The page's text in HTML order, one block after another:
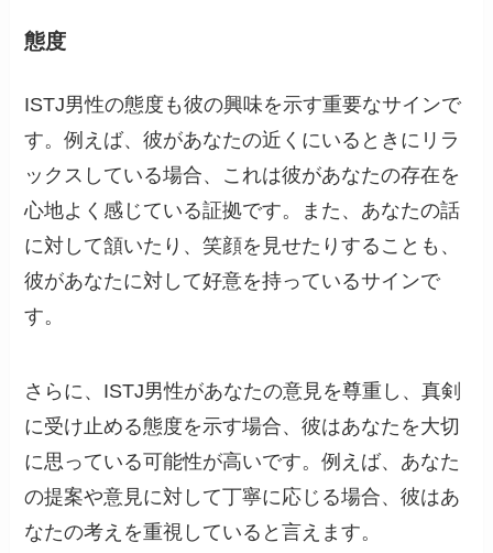
態度
ISTJ男性の態度も彼の興味を示す重要なサインで
す。例えば、彼があなたの近くにいるときにリラ
ックスしている場合、これは彼があなたの存在を
心地よく感じている証拠です。また、あなたの話
に対して頷いたり、笑顔を見せたりすることも、
彼があなたに対して好意を持っているサインで
す。
さらに、ISTJ男性があなたの意見を尊重し、真剣
に受け止める態度を示す場合、彼はあなたを大切
に思っている可能性が高いです。例えば、あなた
の提案や意見に対して丁寧に応じる場合、彼はあ
なたの考えを重視していると言えます。